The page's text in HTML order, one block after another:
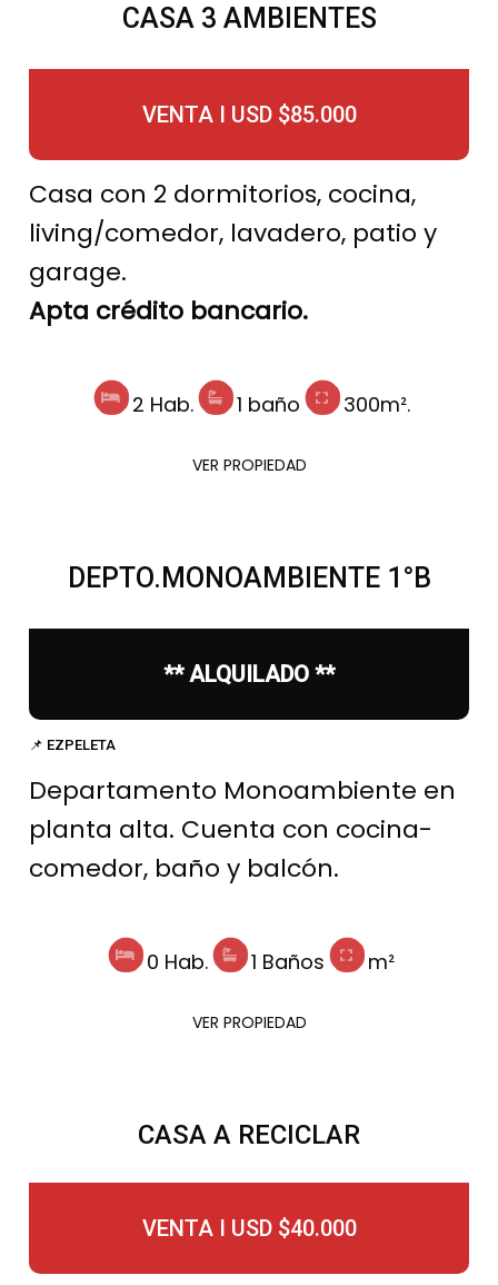
CASA 3 AMBIENTES
VENTA I USD $85.000
Casa con 2 dormitorios, cocina,
living/comedor, lavadero, patio y
garage.
Apta crédito bancario.
2 Hab. 1 baño 300m².
VER PROPIEDAD
DEPTO.MONOAMBIENTE 1°B
** ALQUILADO **
📌 EZPELETA
Departamento Monoambiente en
planta alta. Cuenta con cocina-
comedor, baño y balcón.
0 Hab. 1 Baños m²
VER PROPIEDAD
CASA A RECICLAR
VENTA I USD $40.000